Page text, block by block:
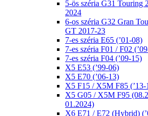
5-ös széria G31 Touring
2024
6-os széria G32 Gran
GT 2017-23
7-es széria E65 (’01-08)
7-es széria F01 / F02
7-es széria F04 (’09-15)
X5 E53 (’99-06)
X5 E70 (’06-13)
X5 F15 / X5M F85 (’13-
X5 G05 / X5M F95
01.2024)
X6 E71 / E72 (Hybrid)